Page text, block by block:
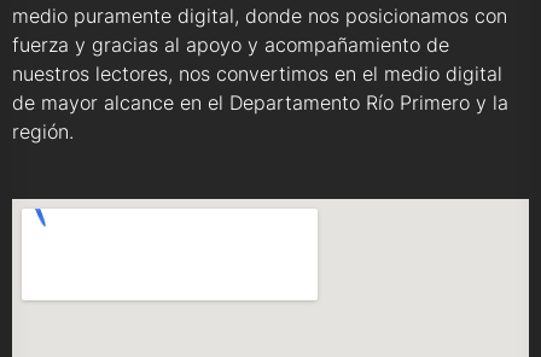
medio puramente digital, donde nos posicionamos con
fuerza y gracias al apoyo y acompañamiento de
nuestros lectores, nos convertimos en el medio digital
de mayor alcance en el Departamento Río Primero y la
región.